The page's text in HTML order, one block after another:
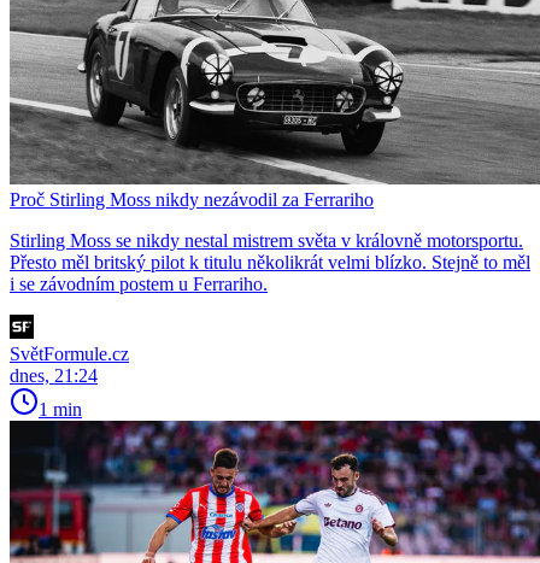
Proč Stirling Moss nikdy nezávodil za Ferrariho
Stirling Moss se nikdy nestal mistrem světa v královně motorsportu.
Přesto měl britský pilot k titulu několikrát velmi blízko. Stejně to měl
i se závodním postem u Ferrariho.
SvětFormule.cz
dnes, 21:24
1 min